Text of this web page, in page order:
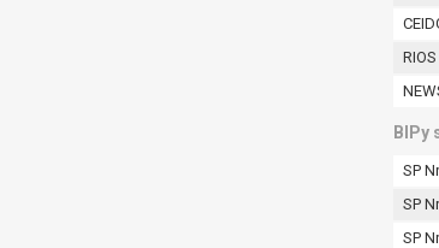
RIOS
BIPy
SP
SP
SP
oraz zgodnie z terminami archiwizacji określonymi
się do czasu wycofania tej zgody.
okres niezbędny do realizacji zawartej umowy, a
wyrażenia zgody na przetwarzanie danych po
okres wynikający z umowy o dofinansowanie zawartej
do celów kontrolnych.